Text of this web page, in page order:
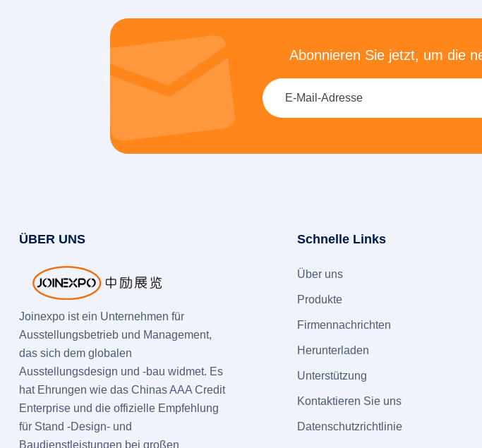
Abonnieren Sie jetzt, um die
ÜBER UNS
Joinexpo ist ein Unternehmen für
Ausstellungsbetrieb und Management,
das sich dem globalen
Ausstellungsdesign und -bau widmet. Es
hat Ehrungen wie das Chinas AAA Credit
Enterprise und die offizielle Empfehlung
für Stand -Design- und
Baudienstleistungen bei großen
Schnelle Links
Über uns
Produkte
Firmennachrichten
Herunterladen
Unterstützung
Kontaktieren Sie uns
Datenschutzrichtlinie